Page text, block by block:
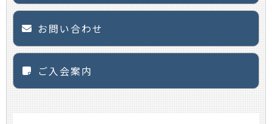
お問い合わせ
ご入会案内